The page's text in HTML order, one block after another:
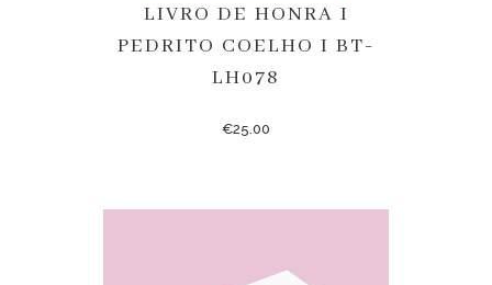
LIVRO DE HONRA I
PEDRITO COELHO I BT-
LH078
€25.00